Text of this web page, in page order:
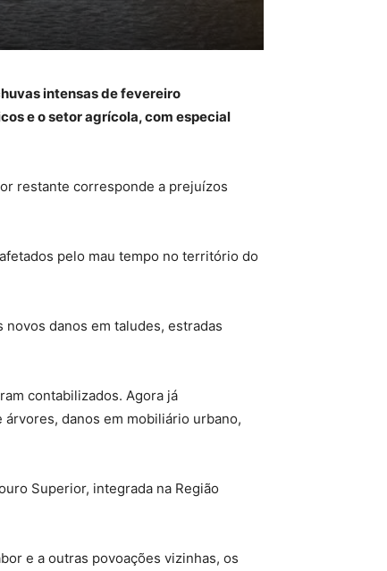
intensas de fevereiro
e o setor agrícola, com especial
restante corresponde a prejuízos
pelo mau tempo no território do
danos em taludes, estradas
contabilizados. Agora já
danos em mobiliário urbano,
Superior, integrada na Região
e a outras povoações vizinhas, os